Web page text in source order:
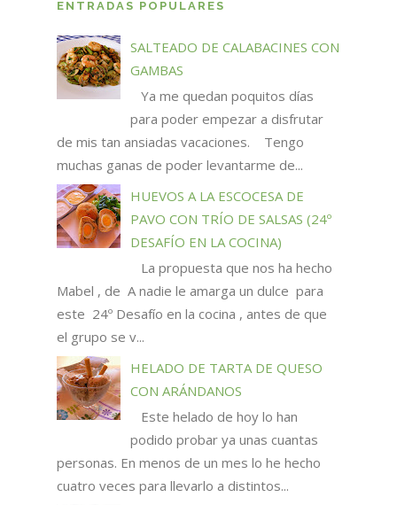
ENTRADAS POPULARES
SALTEADO DE CALABACINES CON
GAMBAS
Ya me quedan poquitos días
para poder empezar a disfrutar
de mis tan ansiadas vacaciones. Tengo
muchas ganas de poder levantarme de...
HUEVOS A LA ESCOCESA DE
PAVO CON TRÍO DE SALSAS (24º
DESAFÍO EN LA COCINA)
La propuesta que nos ha hecho
Mabel , de A nadie le amarga un dulce para
este 24º Desafío en la cocina , antes de que
el grupo se v...
HELADO DE TARTA DE QUESO
CON ARÁNDANOS
Este helado de hoy lo han
podido probar ya unas cuantas
personas. En menos de un mes lo he hecho
cuatro veces para llevarlo a distintos...